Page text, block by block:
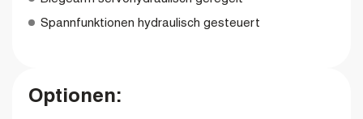
Spannfunktionen hydraulisch gesteuert
Optionen: